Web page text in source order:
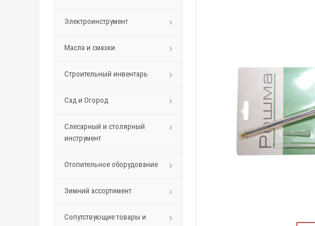
Электроинструмент
Масла и смазки
Строительный инвентарь
Сад и Огород
Слесарный и столярный
инструмент
Отопительное оборудование
Зимний ассортимент
Сопутствующие товары и